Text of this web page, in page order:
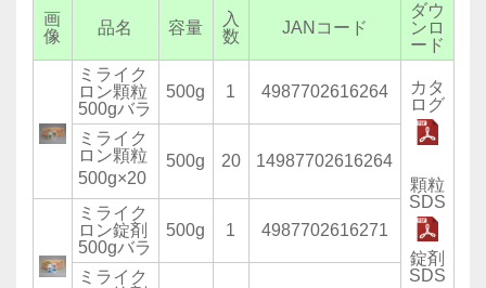
画
像
品名 容量
入
数
JANコード
ダウ
ンロ
ード
ミライク
ロン顆粒
500gバラ
500g 1 4987702616264
カタ
ログ
顆粒
SDS
錠剤
SDS
ミライク
ロン顆粒
500g×20
500g 20 14987702616264
ミライク
ロン錠剤
500gバラ
500g 1 4987702616271
ミライク